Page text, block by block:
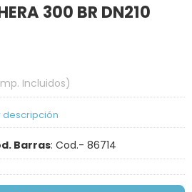
300 BR DN210
Incluidos)
descripción
Barras: Cod.- 86714